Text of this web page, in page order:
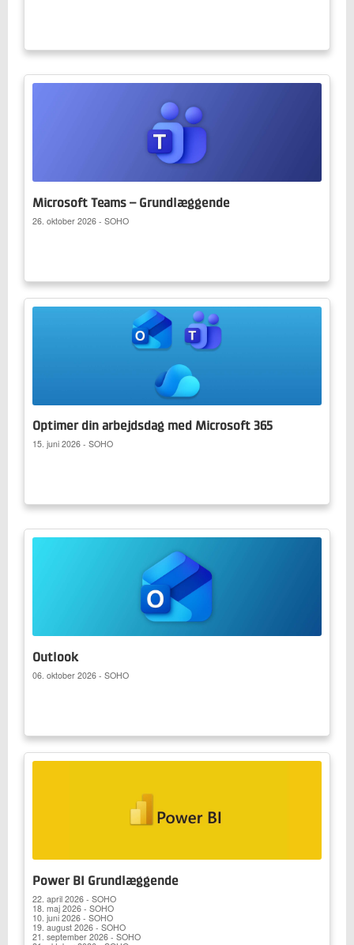
Microsoft Teams – Grundlæggende
26. oktober 2026 - SOHO
Optimer din arbejdsdag med Microsoft 365
15. juni 2026 - SOHO
Outlook
06. oktober 2026 - SOHO
Power BI Grundlæggende
22. april 2026 - SOHO
18. maj 2026 - SOHO
10. juni 2026 - SOHO
19. august 2026 - SOHO
21. september 2026 - SOHO